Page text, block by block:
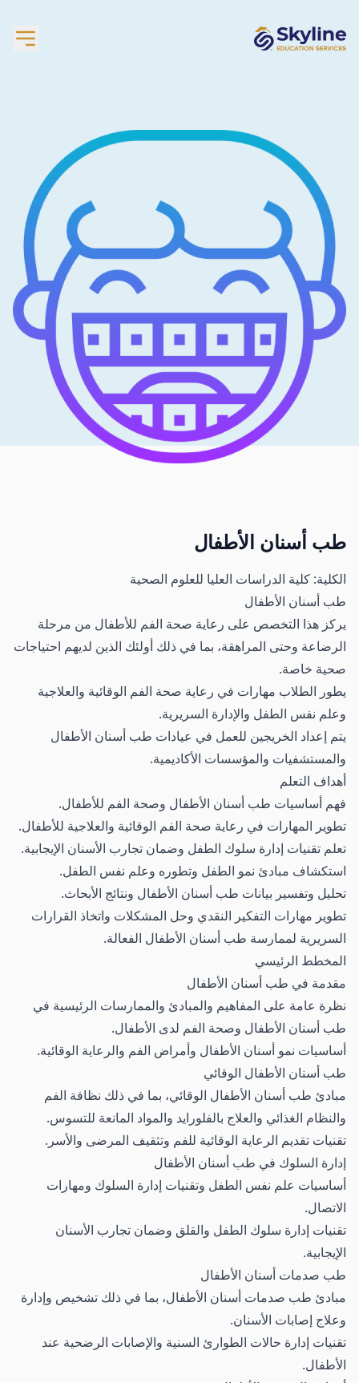
طب أسنان الأطفال
الكلية: كلية الدراسات العليا للعلوم الصحية
طب أسنان الأطفال
يركز هذا التخصص على رعاية صحة الفم للأطفال من مرحلة
الرضاعة وحتى المراهقة، بما في ذلك أولئك الذين لديهم احتياجات
صحية خاصة.
يطور الطلاب مهارات في رعاية صحة الفم الوقائية والعلاجية
وعلم نفس الطفل والإدارة السريرية.
يتم إعداد الخريجين للعمل في عيادات طب أسنان الأطفال
والمستشفيات والمؤسسات الأكاديمية.
أهداف التعلم
فهم أساسيات طب أسنان الأطفال وصحة الفم للأطفال.
تطوير المهارات في رعاية صحة الفم الوقائية والعلاجية للأطفال.
تعلم تقنيات إدارة سلوك الطفل وضمان تجارب الأسنان الإيجابية.
استكشاف مبادئ نمو الطفل وتطوره وعلم نفس الطفل.
تحليل وتفسير بيانات طب أسنان الأطفال ونتائج الأبحاث.
تطوير مهارات التفكير النقدي وحل المشكلات واتخاذ القرارات
السريرية لممارسة طب أسنان الأطفال الفعالة.
المخطط الرئيسي
مقدمة في طب أسنان الأطفال
نظرة عامة على المفاهيم والمبادئ والممارسات الرئيسية في
طب أسنان الأطفال وصحة الفم لدى الأطفال.
أساسيات نمو أسنان الأطفال وأمراض الفم والرعاية الوقائية.
طب أسنان الأطفال الوقائي
مبادئ طب أسنان الأطفال الوقائي، بما في ذلك نظافة الفم
والنظام الغذائي والعلاج بالفلورايد والمواد المانعة للتسوس.
تقنيات تقديم الرعاية الوقائية للفم وتثقيف المرضى والأسر.
إدارة السلوك في طب أسنان الأطفال
أساسيات علم نفس الطفل وتقنيات إدارة السلوك ومهارات
الاتصال.
تقنيات إدارة سلوك الطفل والقلق وضمان تجارب الأسنان
الإيجابية.
طب صدمات أسنان الأطفال
مبادئ طب صدمات أسنان الأطفال، بما في ذلك تشخيص وإدارة
وعلاج إصابات الأسنان.
تقنيات إدارة حالات الطوارئ السنية والإصابات الرضحية عند
الأطفال.